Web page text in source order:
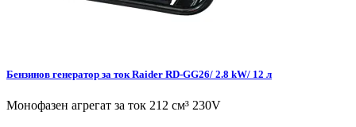
Бензинов генератор за ток Raider RD-GG26/ 2.8 kW/ 12 л
Монофазен агрегат за ток 212 см³ 230V